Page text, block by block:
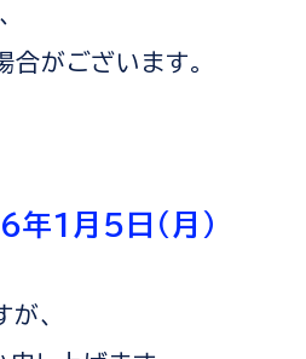
がございます。
1月5日（月）
、